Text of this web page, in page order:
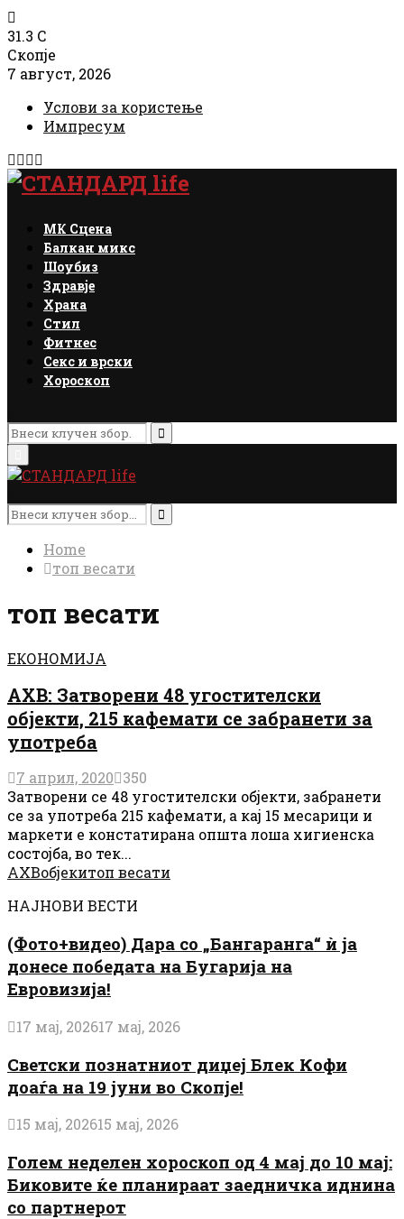
31.3 C
Скопје
7 август, 2026
Услови за користење
Импресум
Facebook
Instagram
Email
МК Сцена
Балкан микс
Шоубиз
Здравје
Храна
Стил
Фитнес
Секс и врски
Хороскоп
Search
for:
Search
Menu
Search
for:
Search
Home
топ весати
топ весати
ЕКОНОМИЈА
АХВ: Затворени 48 угостителски
објекти, 215 кафемати се забранети за
употреба
7 април, 2020 350
Затворени се 48 угостителски објекти, забранети
се за употреба 215 кафемати, а кај 15 месарици и
маркети е констатирана општа лоша хигиенска
состојба, во тек...
АХВобјекитоп весати
НАЈНОВИ ВЕСТИ
(Фото+видео) Дара со „Бангаранга“ ѝ ја
донесе победата на Бугарија на
Евровизија!
17 мај, 202617 мај, 2026
Светски познатниот диџеј Блек Кофи
доаѓа на 19 јуни во Скопје!
15 мај, 202615 мај, 2026
Голем неделен хороскоп од 4 мај до 10 мај:
Биковите ќе планираат заедничка иднина
со партнерот